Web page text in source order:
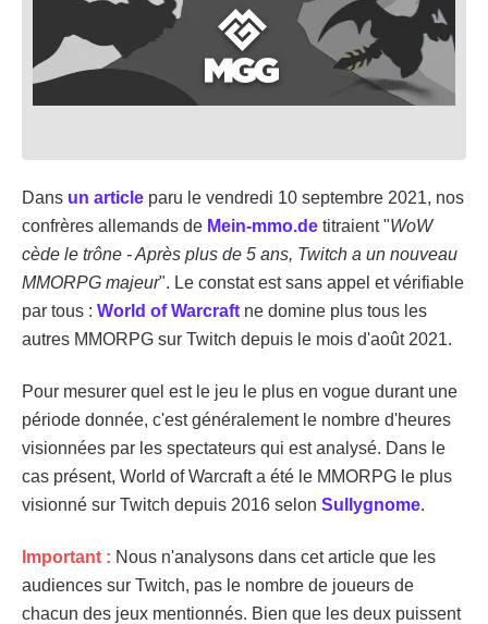
Dans un article paru le vendredi 10 septembre 2021, nos
confrères allemands de Mein-mmo.de titraient "WoW
cède le trône - Après plus de 5 ans, Twitch a un nouveau
MMORPG majeur". Le constat est sans appel et vérifiable
par tous : World of Warcraft ne domine plus tous les
autres MMORPG sur Twitch depuis le mois d'août 2021.
Pour mesurer quel est le jeu le plus en vogue durant une
période donnée, c'est généralement le nombre d'heures
visionnées par les spectateurs qui est analysé. Dans le
cas présent, World of Warcraft a été le MMORPG le plus
visionné sur Twitch depuis 2016 selon Sullygnome.
Important : Nous n'analysons dans cet article que les
audiences sur Twitch, pas le nombre de joueurs de
chacun des jeux mentionnés. Bien que les deux puissent